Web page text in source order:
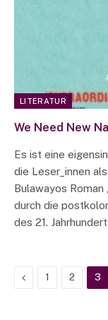
LITERATUR
We Need New
Es ist eine
die Leser_innen
Bulawayos
durch die
des 21.
Previous
1 2 3